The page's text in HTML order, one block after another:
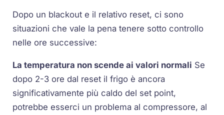
Dopo un blackout e il relativo reset, ci sono
situazioni che vale la pena tenere sotto controllo
nelle ore successive:
La temperatura non scende ai valori normali Se
dopo 2-3 ore dal reset il frigo è ancora
significativamente più caldo del set point,
potrebbe esserci un problema al compressore, al